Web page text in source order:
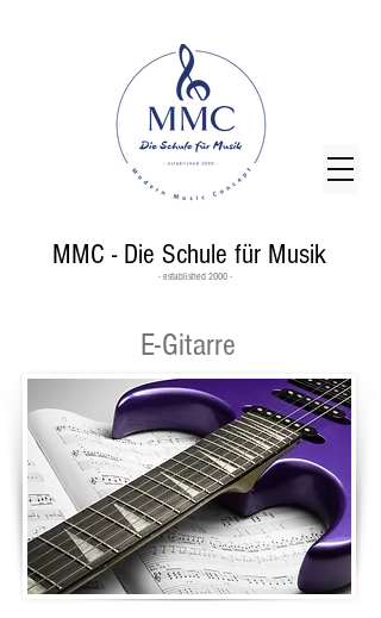
MMC - Die Schule für Musik
- established 2000 -
E-Gitarre